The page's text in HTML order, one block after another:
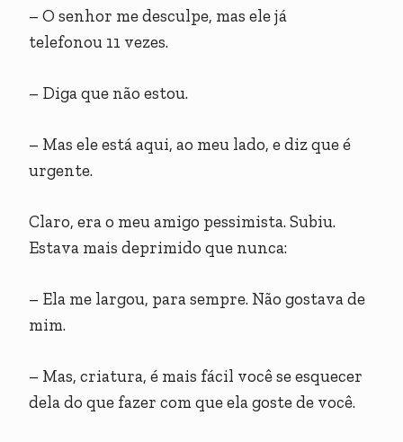
– O senhor me desculpe, mas ele já
telefonou 11 vezes.
– Diga que não estou.
– Mas ele está aqui, ao meu lado, e diz que é
urgente.
Claro, era o meu amigo pessimista. Subiu.
Estava mais deprimido que nunca:
– Ela me largou, para sempre. Não gostava de
mim.
– Mas, criatura, é mais fácil você se esquecer
dela do que fazer com que ela goste de você.